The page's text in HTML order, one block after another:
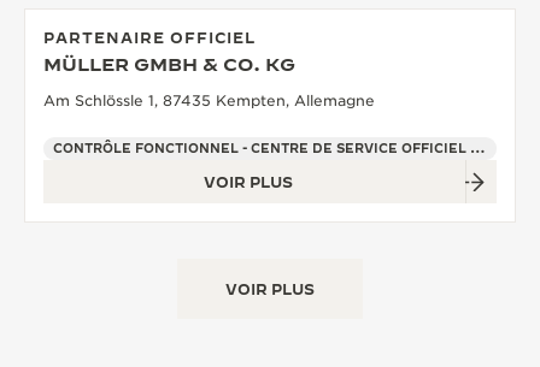
PARTENAIRE OFFICIEL
MÜLLER GMBH & CO. KG
Am Schlössle 1, 87435 Kempten, Allemagne
CONTRÔLE FONCTIONNEL - CENTRE DE SERVICE OFFICIEL - POINT DE VENTE
VOIR PLUS
VOIR PLUS